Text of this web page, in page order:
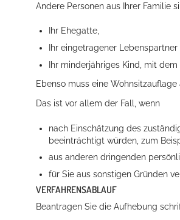
Konzerte, Tagungen und vieles mehr
Die Stadthalle Hockenheim bietet den
mehr dazu...
Andere Personen aus Ihrer Familie
Ihr Ehegatte,
Ihr eingetragener
Ihr minderjähriges Kind, mit
Ebenso muss eine
Das ist vor allem der Fall, wenn
nach Einschätzung des
beeinträchtigt würden, zum
aus anderen dringenden
für Sie aus sonstigen Gründen
VERFAHRENSABLAUF
Beantragen Sie die Aufhebung